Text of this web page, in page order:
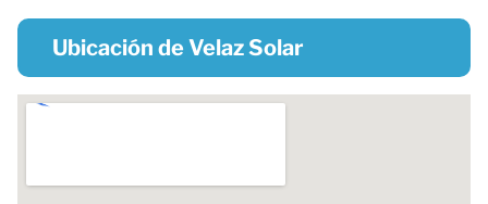
Ubicación de Velaz Solar